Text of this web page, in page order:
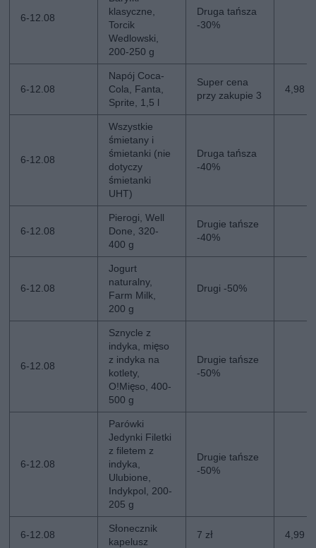
6-12.08
klasyczne,
Torcik
Wedlowski,
200-250 g
Druga tańsza
-30%
6-12.08
Napój Coca-
Cola, Fanta,
Sprite, 1,5 l
Super cena
przy zakupie 3
4,98
6-12.08
Wszystkie
śmietany i
śmietanki (nie
dotyczy
śmietanki
UHT)
Druga tańsza
-40%
6-12.08
Pierogi, Well
Done, 320-
400 g
Drugie tańsze
-40%
6-12.08
Jogurt
naturalny,
Farm Milk,
200 g
Drugi -50%
6-12.08
Sznycle z
indyka, mięso
z indyka na
kotlety,
O!Mięso, 400-
500 g
Drugie tańsze
-50%
6-12.08
Parówki
Jedynki Filetki
z filetem z
indyka,
Ulubione,
Indykpol, 200-
205 g
Drugie tańsze
-50%
6-12.08
Słonecznik
kapelusz
7 zł 4,99